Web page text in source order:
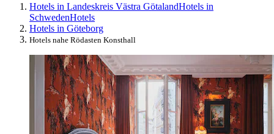
Hotels in Landeskreis Västra GötalandHotels in
SchwedenHotels
Hotels in Göteborg
Hotels nahe Rödasten Konsthall